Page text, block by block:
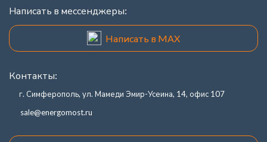
Написать в мессенджеры:
Написать в MAX
Контакты:
г. Симферополь, ул. Мамеди Эмир-Усеина, 14, офис 107
sale@energomost.ru